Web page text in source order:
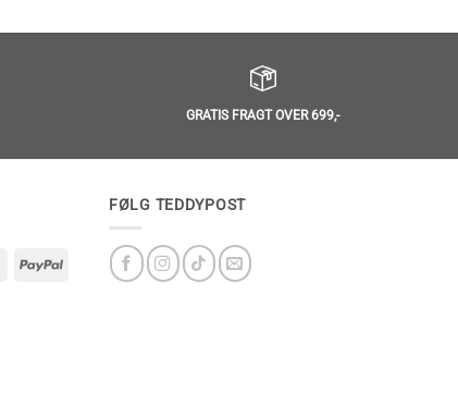
GRATIS FRAGT OVER 699,-
MasterCardPayPal
FØLG TEDDYPOST